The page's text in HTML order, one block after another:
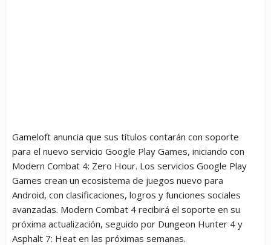
Gameloft anuncia que sus títulos contarán con soporte
para el nuevo servicio Google Play Games, iniciando con
Modern Combat 4: Zero Hour. Los servicios Google Play
Games crean un ecosistema de juegos nuevo para
Android, con clasificaciones, logros y funciones sociales
avanzadas. Modern Combat 4 recibirá el soporte en su
próxima actualización, seguido por Dungeon Hunter 4 y
Asphalt 7: Heat en las próximas semanas.